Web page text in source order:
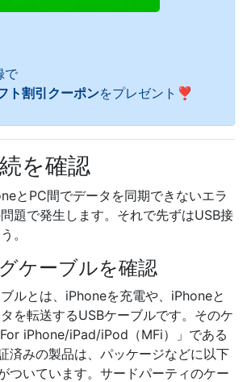
で
ト割引クーポンをプレゼント❣
を確認
とPC間でデータを同期できないエラ
題で発生します。それで先ずはUSB接
。
ケーブルを確認
ルとは、iPhoneを充電や、iPhoneと
を転送するUSBケーブルです。そのケ
iPhone/iPad/iPod（MFi）」である
済みの製品は、パッケージなどに以下
ついています。サードパーティのケー